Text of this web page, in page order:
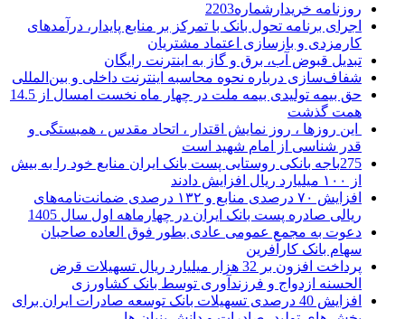
روزنامه خریدارشماره2203
اجرای برنامه تحول بانک با تمرکز بر منابع پایدار، درآمدهای
کارمزدی و بازسازی اعتماد مشتریان
تبدیل قبوض آب، برق و گاز به اینترنت رایگان
شفاف‌سازی درباره نحوه محاسبه اینترنت داخلی و بین‌المللی
حق بیمه تولیدی بیمه ملت در چهار ماه نخست امسال از 14.5
همت گذشت
این روزها ، روز نمایش اقتدار ، اتحاد مقدس ، همبستگی و
قدر شناسی از امام شهید است
275باجه بانکی روستایی پست بانک ایران منابع خود را به بیش
از ۱۰۰ میلیارد ریال افزایش دادند
افزایش ۷۰ درصدی منابع و ۱۳۲ درصدی ضمانت‌نامه‌های
ریالی صادره پست بانک ایران در چهارماهه اول سال 1405
دعوت به مجمع عمومی عادی بطور فوق العاده صاحبان
سهام بانک کارآفرین
پرداخت افزون بر 32 هزار میلیارد ریال تسهیلات قرض
الحسنه ازدواج و فرزندآوری توسط بانک کشاورزی
افزایش 40 درصدی تسهیلات بانک توسعه صادرات ایران برای